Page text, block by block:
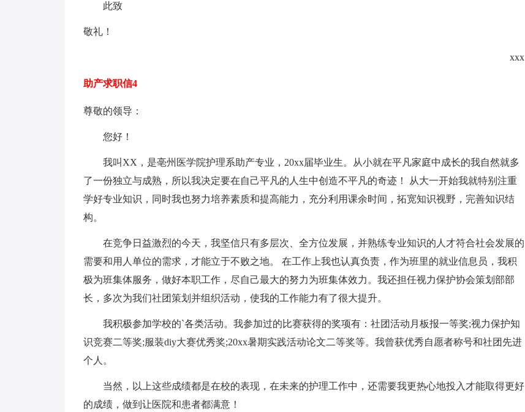
此致
敬礼！
xxx
助产求职信4
尊敬的领导：
您好！
我叫XX，是亳州医学院护理系助产专业，20xx届毕业生。从小就在平凡家庭中成长的我自然就多
了一份独立与成熟，所以我决定要在自己平凡的人生中创造不平凡的奇迹！ 从大一开始我就特别注重
学好专业知识，同时我也努力培养素质和提高能力，充分利用课余时间，拓宽知识视野，完善知识结
构。
在竞争日益激烈的今天，我坚信只有多层次、全方位发展，并熟练专业知识的人才符合社会发展的
需要和用人单位的需求，才能立于不败之地。 在工作上我也认真负责，作为班里的就业信息员，我积
极为班集体服务，做好本职工作，尽自己最大的努力为班集体效力。我还担任视力保护协会策划部部
长，多次为我们社团策划并组织活动，使我的工作能力有了很大提升。
我积极参加学校的`各类活动。我参加过的比赛获得的奖项有：社团活动月板报一等奖;视力保护知
识竞赛二等奖;服装diy大赛优秀奖;20xx暑期实践活动论文二等奖等。我曾获优秀自愿者称号和社团先进
个人。
当然，以上这些成绩都是在校的表现，在未来的护理工作中，还需要我更热心地投入才能取得更好
的成绩，做到让医院和患者都满意！